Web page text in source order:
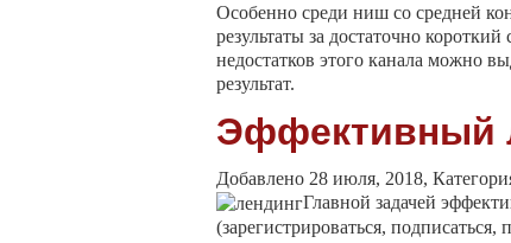
Особенно среди ниш со средней
результаты за достаточно
недостатков этого канала можно
результат.
Эффективный
Добавлено 28 июля, 2018,
Главной задачей
(зарегистрироваться, подписаться,